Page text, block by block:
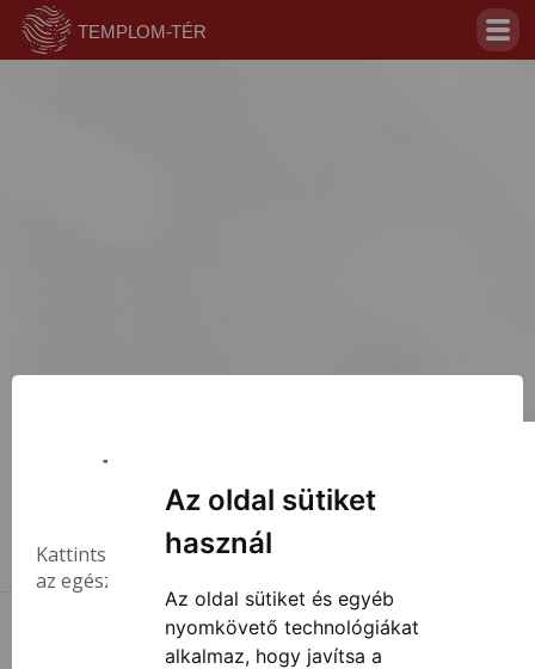
Az oldal sütiket
használ
Az oldal sütiket és egyéb
nyomkövető technológiákat
alkalmaz, hogy javítsa a
megtekintéséhez!
Kattints a regisztráció menüpontra, csak pár perc
az egész!
Templom-tér 2026
Általános Szerződési Feltételek
Adatvédelmi szabályzat